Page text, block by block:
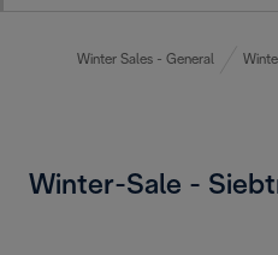
Winter Sales - General
Winter-Sale -